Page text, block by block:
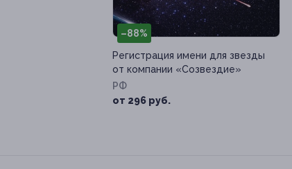
–88%
Регистрация имени для звезды
от компании «Созвездие»
РФ
от 296 руб.